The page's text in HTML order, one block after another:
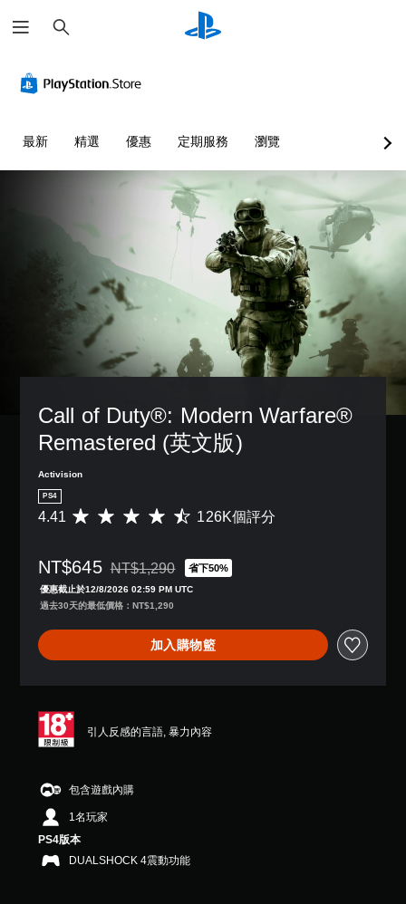
尋
最新 精選 優惠 定期服務 瀏覽
Call of Duty®: Modern Warfare®
Remastered (英文版)
Activision
PS4
平
分
為
4
4
1
顆
滿
5
）
，
共
1
2
4.41 126K個評分
NT$645 折扣前原價為NT$1,290
NT$1,290 省下50%
優惠截止於12/8/2026 02:59 PM UTC
過去30天的最低價格：NT$1,290
加入購物籃
引人反感的言語, 暴力內容
包含遊戲內購
1名玩家
PS4版本
DUALSHOCK 4震動功能